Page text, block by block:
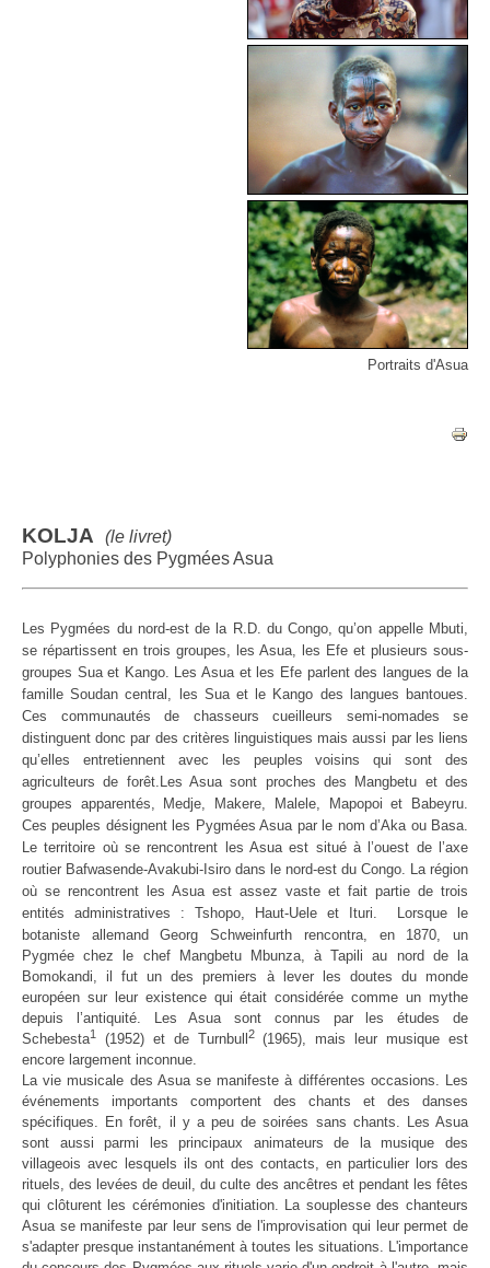
Portraits d'Asua
KOLJA
(le livret)
Polyphonies des Pygmées Asua
Les Pygmées du nord-est de la R.D. du Congo, qu’on appelle Mbuti,
se répartissent en trois groupes, les Asua, les Efe et plusieurs sous-
groupes Sua et Kango. Les Asua et les Efe parlent des langues de la
famille Soudan central, les Sua et le Kango des langues bantoues.
Ces communautés de chasseurs cueilleurs semi-nomades se
distinguent donc par des critères linguistiques mais aussi par les liens
qu’elles entretiennent avec les peuples voisins qui sont des
agriculteurs de forêt. Les Asua sont proches des Mangbetu et des
groupes apparentés, Medje, Makere, Malele, Mapopoi et Babeyru.
Ces peuples désignent les Pygmées Asua par le nom d’Aka ou Basa.
Le territoire où se rencontrent les Asua est situé à l’ouest de l’axe
routier Bafwasende-Avakubi-Isiro dans le nord-est du Congo. La région
où se rencontrent les Asua est assez vaste et fait partie de trois
entités administratives : Tshopo, Haut-Uele et Ituri.
Lorsque le
botaniste allemand Georg Schweinfurth rencontra, en 1870, un
Pygmée chez le chef Mangbetu Mbunza, à Tapili au nord de la
Bomokandi, il fut un des premiers à lever les doutes du monde
européen sur leur existence qui était considérée comme un mythe
depuis l’antiquité. Les Asua sont connus par les études de
Schebesta1 (1952) et de Turnbull 2(1965), mais leur musique est
encore largement inconnue.
La vie musicale des Asua se manifeste à différentes occasions. Les
événements importants comportent des chants et des danses
spécifiques. En forêt, il y a peu de soirées sans chants. Les Asua
sont aussi parmi les principaux animateurs de la musique des
villageois avec lesquels ils ont des contacts, en particulier lors des
rituels, des levées de deuil, du culte des ancêtres et pendant les fêtes
qui clôturent les cérémonies d'initiation. La souplesse des chanteurs
Asua se manifeste par leur sens de l'improvisation qui leur permet de
s'adapter presque instantanément à toutes les situations. L'importance